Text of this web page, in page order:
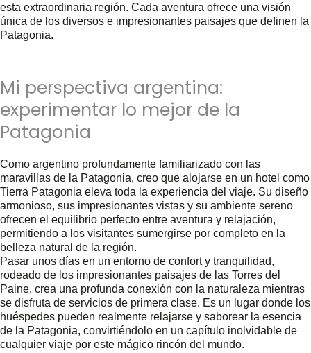
esta extraordinaria región. Cada aventura ofrece una visión
única de los diversos e impresionantes paisajes que definen la
Patagonia.
Mi perspectiva argentina:
experimentar lo mejor de la
Patagonia
Como argentino profundamente familiarizado con las
maravillas de la Patagonia, creo que alojarse en un hotel como
Tierra Patagonia eleva toda la experiencia del viaje. Su diseño
armonioso, sus impresionantes vistas y su ambiente sereno
ofrecen el equilibrio perfecto entre aventura y relajación,
permitiendo a los visitantes sumergirse por completo en la
belleza natural de la región.
Pasar unos días en un entorno de confort y tranquilidad,
rodeado de los impresionantes paisajes de las Torres del
Paine, crea una profunda conexión con la naturaleza mientras
se disfruta de servicios de primera clase. Es un lugar donde los
huéspedes pueden realmente relajarse y saborear la esencia
de la Patagonia, convirtiéndolo en un capítulo inolvidable de
cualquier viaje por este mágico rincón del mundo.